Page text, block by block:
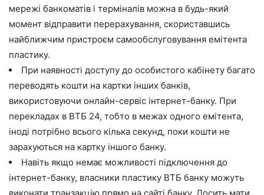
мережі банкоматів і терміналів можна в будь-який
момент відправити перерахування, скориставшись
найближчим пристроєм самообслуговування емітента
пластику.
При наявності доступу до особистого кабінету багато
переводять кошти на картки інших банків,
використовуючи онлайн-сервіс інтернет-банку. При
перекладах в ВТБ 24, тобто в межах одного емітента,
іноді потрібно всього кілька секунд, поки кошти не
зарахуються на картку іншого банку.
Навіть якщо немає можливості підключення до
інтернет-банку, власники пластику ВТБ банку можуть